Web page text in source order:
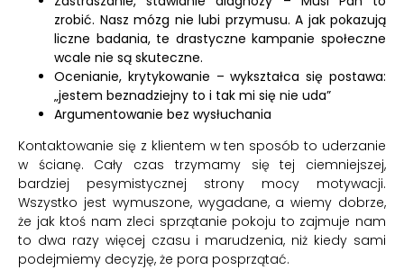
zrobić. Nasz mózg nie lubi przymusu. A jak pokazują
liczne badania, te drastyczne kampanie społeczne
wcale nie są skuteczne.
Ocenianie, krytykowanie – wykształca się postawa:
„jestem beznadziejny to i tak mi się nie uda”
Argumentowanie bez wysłuchania
Kontaktowanie się z klientem w ten sposób to uderzanie
w ścianę. Cały czas trzymamy się tej ciemniejszej,
bardziej pesymistycznej strony mocy motywacji.
Wszystko jest wymuszone, wygadane, a wiemy dobrze,
że jak ktoś nam zleci sprzątanie pokoju to zajmuje nam
to dwa razy więcej czasu i marudzenia, niż kiedy sami
podejmiemy decyzję, że pora posprzątać.